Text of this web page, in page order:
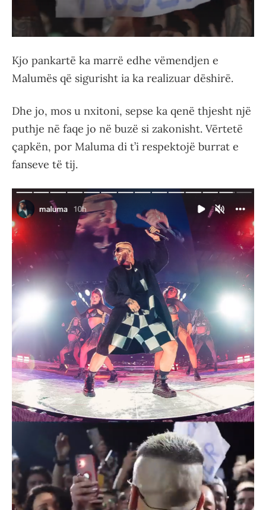
Kjo pankartë ka marrë edhe vëmendjen e
Malumës që sigurisht ia ka realizuar dëshirë.
Dhe jo, mos u nxitoni, sepse ka qenë thjesht një
puthje në faqe jo në buzë si zakonisht. Vërtetë
çapkën, por Maluma di t’i respektojë burrat e
fanseve të tij.